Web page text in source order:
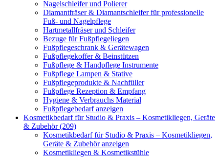
Nagelschleifer und Polierer
Diamantfräser & Diamantschleifer für professionelle
Fuß- und Nagelpflege
Hartmetallfräser und Schleifer
Bezuge für Fußpflegeliegen
Fußpflegeschrank & Gerätewagen
Fußpflegekoffer & Beinstützen
Fußpflege & Handpflege Instrumente
Fußpflege Lampen & Stative
Fußpflegeprodukte & Nachfüller
Fußpflege Rezeption & Empfang
Hygiene & Verbrauchs Material
Fußpflegebedarf anzeigen
Kosmetikbedarf für Studio & Praxis – Kosmetikliegen, Geräte
& Zubehör (209)
Kosmetikbedarf für Studio & Praxis – Kosmetikliegen,
Geräte & Zubehör anzeigen
Kosmetikliegen & Kosmetikstühle